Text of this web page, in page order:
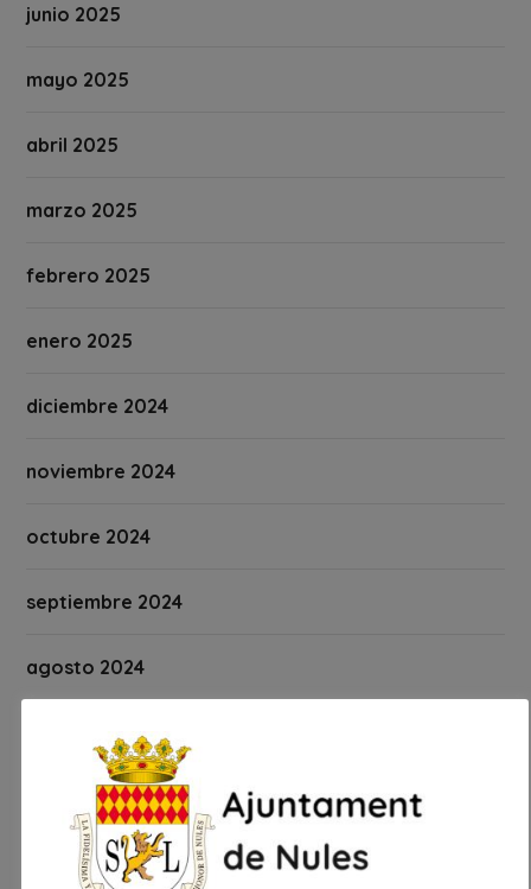
junio 2025
mayo 2025
abril 2025
marzo 2025
febrero 2025
enero 2025
diciembre 2024
noviembre 2024
octubre 2024
septiembre 2024
agosto 2024
junio 2024
mayo 2024